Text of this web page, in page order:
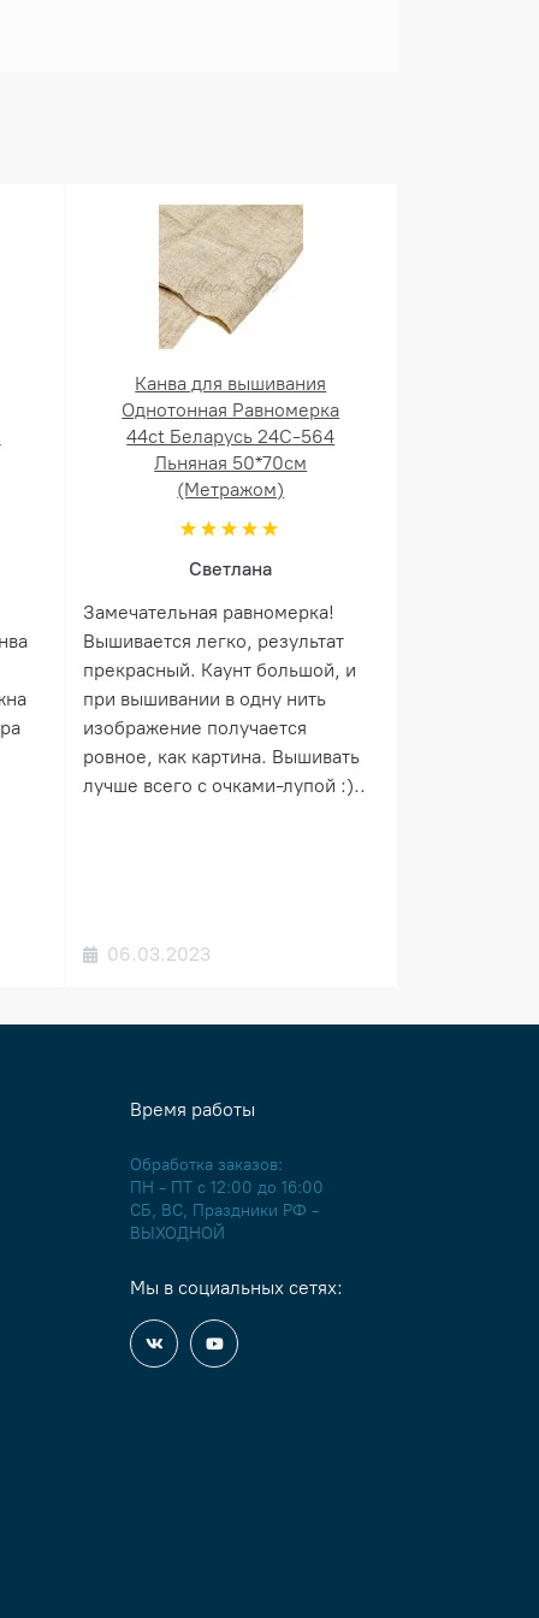
Канва для вышивания
Однотонная Равномерка
44ct Беларусь 24С-564
Льняная 50*70см
(Метражом)
Светлана
Замечательная равномерка!
Вышивается легко, результат
прекрасный. Каунт большой, и
при вышивании в одну нить
изображение получается
ровное, как картина. Вышивать
лучше всего с очками-лупой :)..
06.03.2023
Время работы
Обработка заказов:
ПН - ПТ с 12:00 до 16:00
СБ, ВС, Праздники РФ -
ВЫХОДНОЙ
Мы в социальных сетях: